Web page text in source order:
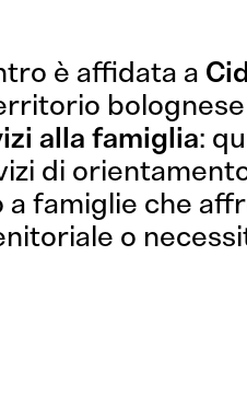
è affidata a
alla famiglia:
di
famiglie che
o